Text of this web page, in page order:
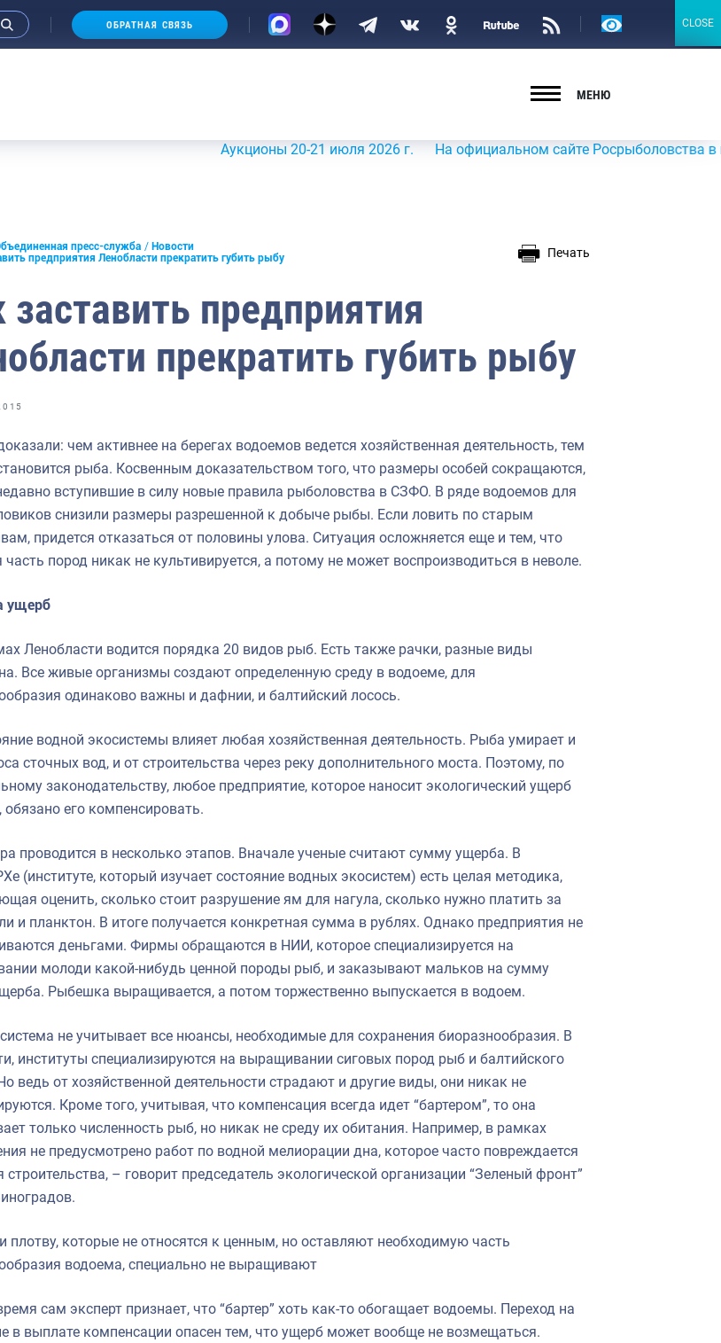
ОБРАТНАЯ СВЯЗЬ
Версия
МЕНЮ
Аукционы 20-21 июля 2026 г. На официальном сайте Росрыболовства в
пресс-служба
Новости
предприятия Ленобласти прекратить губить рыбу
Печать
заставить предприятия
прекратить губить рыбу
чем активнее на берегах водоемов ведется хозяйственная деятельность, тем
рыба. Косвенным доказательством того, что размеры особей сокращаются,
вступившие в силу новые правила рыболовства в СЗФО. В ряде водоемов для
снизили размеры разрешенной к добыче рыбы. Если ловить по старым
придется отказаться от половины улова. Ситуация осложняется еще и тем, что
пород никак не культивируется, а потому не может воспроизводиться в неволе.
ущерб
Ленобласти водится порядка 20 видов рыб. Есть также рачки, разные виды
Все живые организмы создают определенную среду в водоеме, для
одинаково важны и дафнии, и балтийский лосось.
водной экосистемы влияет любая хозяйственная деятельность. Рыба умирает и
сточных вод, и от строительства через реку дополнительного моста. Поэтому, по
законодательству, любое предприятие, которое наносит экологический ущерб
обязано его компенсировать.
проводится в несколько этапов. Вначале ученые считают сумму ущерба. В
(институте, который изучает состояние водных экосистем) есть целая методика,
оценить, сколько стоит разрушение ям для нагула, сколько нужно платить за
и планктон. В итоге получается конкретная сумма в рублях. Однако предприятия не
деньгами. Фирмы обращаются в НИИ, которое специализируется на
молоди какой-нибудь ценной породы рыб, и заказывают мальков на сумму
Рыбешка выращивается, а потом торжественно выпускается в водоем.
не учитывает все нюансы, необходимые для сохранения биоразнообразия. В
институты специализируются на выращивании сиговых пород рыб и балтийского
ведь от хозяйственной деятельности страдают и другие виды, они никак не
Кроме того, учитывая, что компенсация всегда идет “бартером”, то она
только численность рыб, но никак не среду их обитания. Например, в рамках
не предусмотрено работ по водной мелиорации дна, которое часто повреждается
строительства, – говорит председатель экологической организации “Зеленый фронт”
плотву, которые не относятся к ценным, но оставляют необходимую часть
водоема, специально не выращивают
сам эксперт признает, что “бартер” хоть как-то обогащает водоемы. Переход на
в выплате компенсации опасен тем, что ущерб может вообще не возмещаться.
CLOSE
CLOSE